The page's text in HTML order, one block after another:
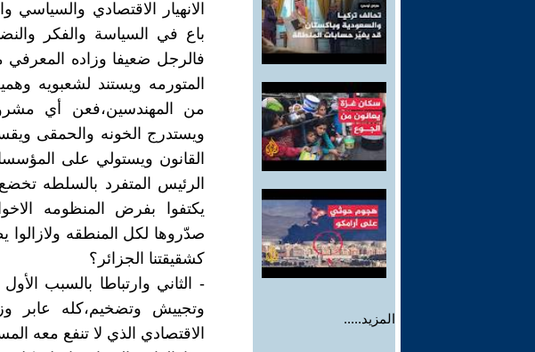
المزيد.....
الانهيار الاقتصادي
باع في السياسة والفكر
فالرجل ضعيفا وزاده المعرفي
المتورمه ويستند لشعبويه
من المهندسين،فعن أي
ويستدرج الخونه والحمقى
القانون ويستولي على
الرئيس المتفرد بالسلطه
يكتفوا بفرض المنظومه
صدّروها لكل المنطقه ولازالوا
كشقيقتنا الجزائر؟
وتجييش وتضخيم،كله عابر
الاقتصادي الذي لا تنفع معه